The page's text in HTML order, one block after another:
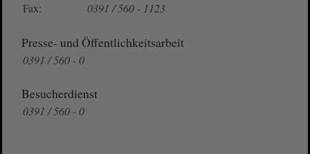
Fax:
0391 / 560 - 1123
Presse- und Öffentlichkeitsarbeit
0391 / 560 - 0
Besucherdienst
0391 / 560 - 0